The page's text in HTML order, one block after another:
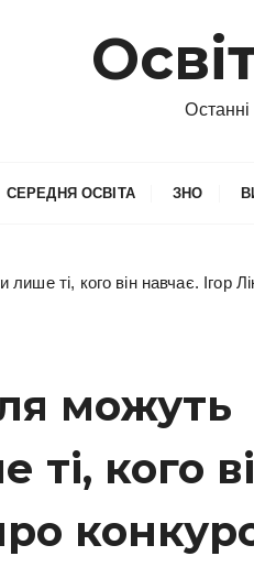
Останні
СЕРЕДНЯ ОСВІТА ЗНО
ті, кого він навчає. Ігор
можуть
кого